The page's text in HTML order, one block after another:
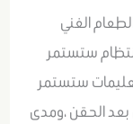
الغني
ستستمر
ستستمر
بعد الحقن ،ومدى